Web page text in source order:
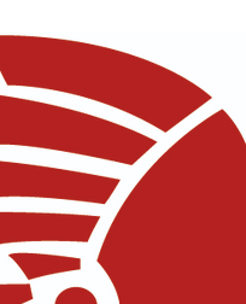
미상 발사체 발사"
밤 열대야도 계속[내일날씨]
전도 폭염 취소…11일 재개
엔 美의 대한국 무역적자 있어"
협회…초유의 압수수색에 '충격·당
고치 경신…영등포 순간 '40도'
압수수색…내란 중요임무종사 혐의
오른 801.67 마감